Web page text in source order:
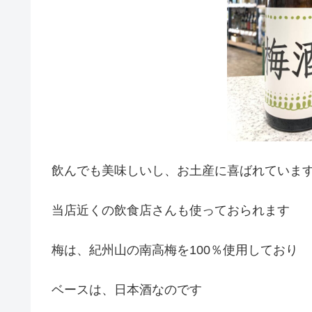
飲んでも美味しいし、お土産に喜ばれていま
当店近くの飲食店さんも使っておられます
梅は、紀州山の南高梅を100％使用しており
ベースは、日本酒なのです